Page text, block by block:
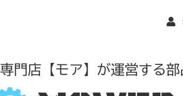
門店【モア】が運営する部